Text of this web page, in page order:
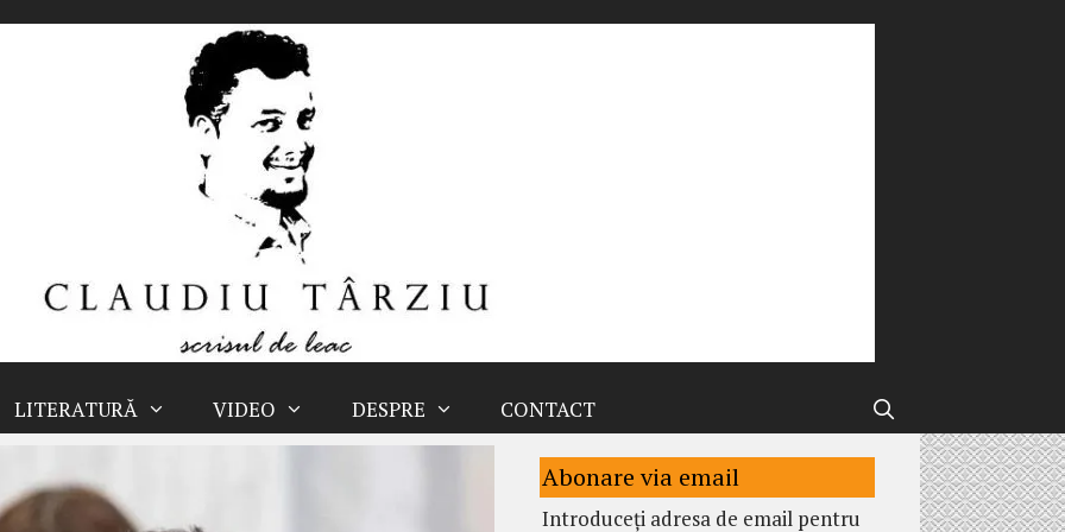
LITERATURĂ VIDEO DESPRE CONTACT
Abonare via email
Introduceți adresa de email pentru